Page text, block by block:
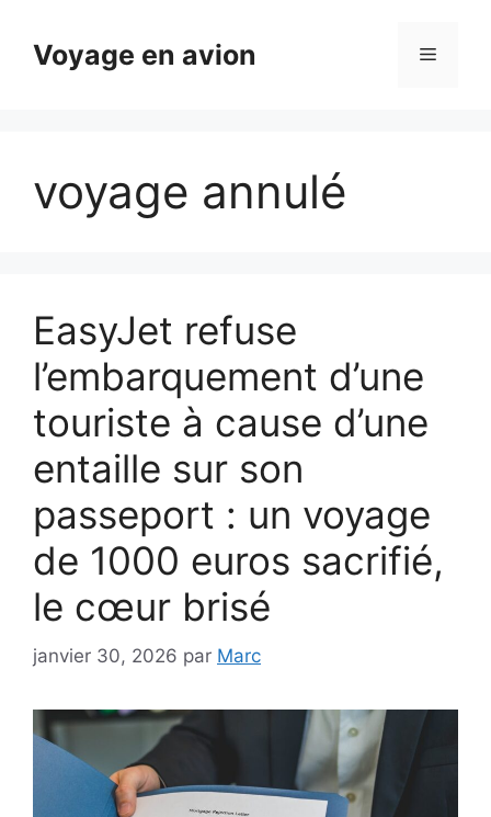
contenuVoyage en avion Menu
voyage annulé
EasyJet refuse
l’embarquement d’une
touriste à cause d’une
entaille sur son
passeport : un voyage
de 1000 euros sacrifié,
le cœur brisé
janvier 30, 2026 par Marc